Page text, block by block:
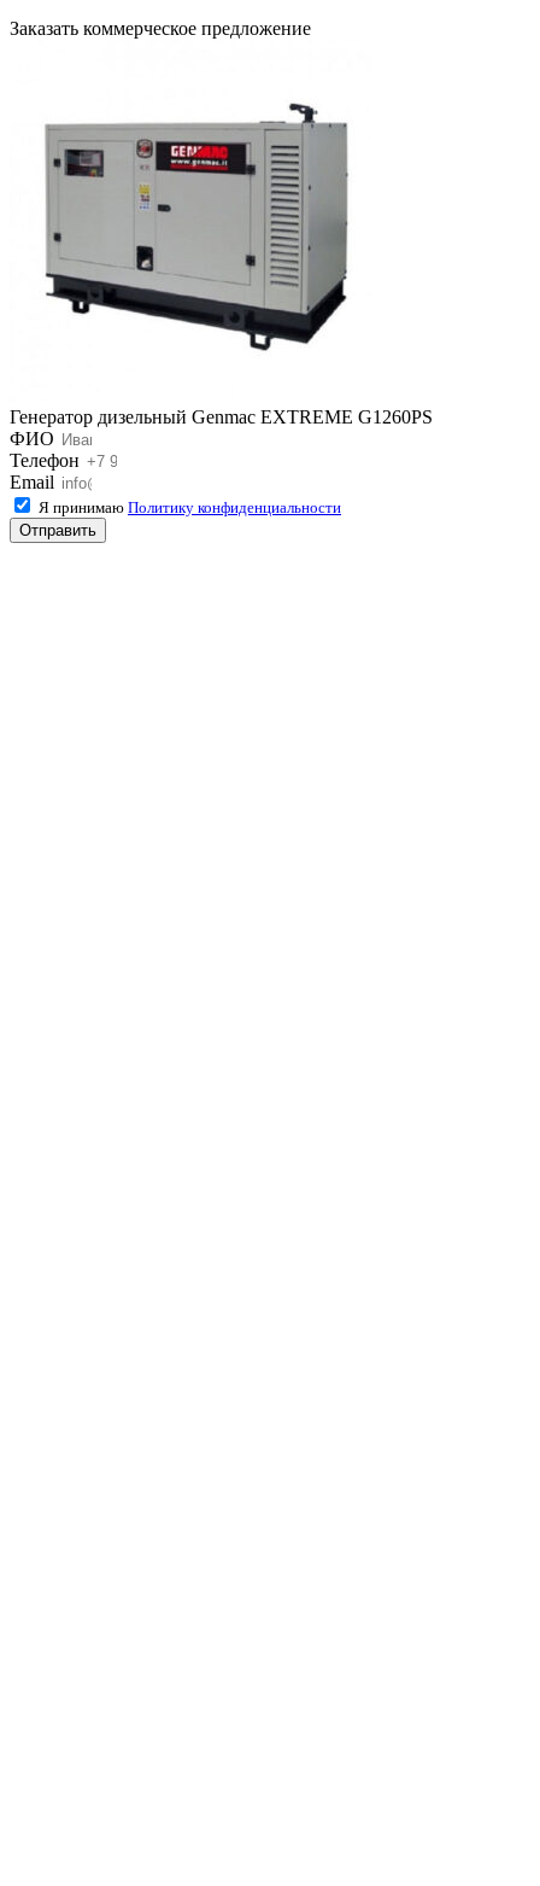
Заказать коммерческое предложение
Генератор дизельный Genmac EXTREME G1260PS
ФИО
Телефон
Email
Я принимаю Политику конфиденциальности
Отправить